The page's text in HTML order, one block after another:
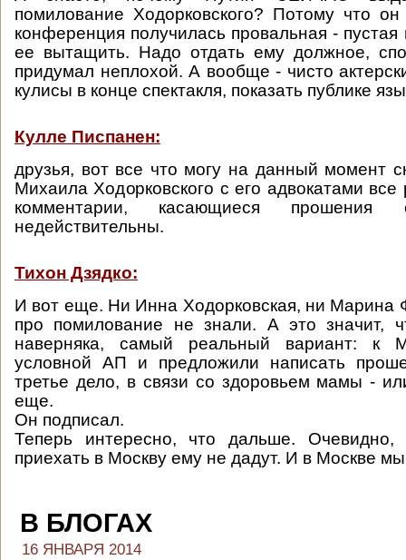
помилование Ходорковского? Потому что
конференция получилась провальная -
ее вытащить. Надо отдать ему должное,
придумал неплохой. А вообще - чисто
кулисы в конце спектакля, показать публике
Кулле Писпанен:
друзья, вот все что могу на данный момент
Михаила Ходорковского с его адвокатами
комментарии, касающиеся прошения
недействительны.
Тихон Дзядко:
И вот еще. Ни Инна Ходорковская, ни Марина
про помилование не знали. А это значит,
наверняка, самый реальный вариант: к
условной АП и предложили написать
третье дело, в связи со здоровьем мамы -
еще.
Он подписал.
Теперь интересно, что дальше. Очевидно,
приехать в Москву ему не дадут. И в Москве
В БЛОГАХ
16 ЯНВАРЯ 2014